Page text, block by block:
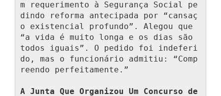
m requerimento à Segurança Social pe
dindo reforma antecipada por “cansaç
o existencial profundo”. Alegou que
“a vida é muito longa e os dias são
todos iguais”. O pedido foi indeferi
do, mas o funcionário admitiu: “Comp
reendo perfeitamente.”
A Junta Que Organizou Um Concurso de